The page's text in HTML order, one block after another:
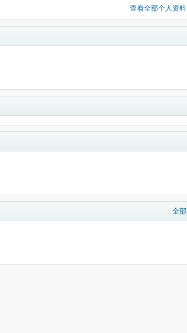
查看全部个人资料
全部